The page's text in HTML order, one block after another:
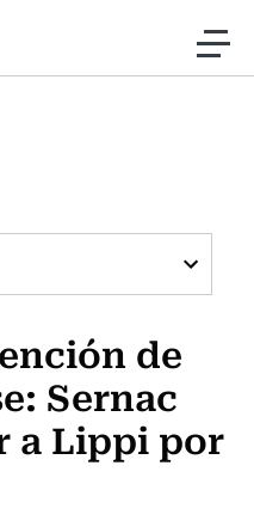
al contenido
de
Sernac
a Lippi por